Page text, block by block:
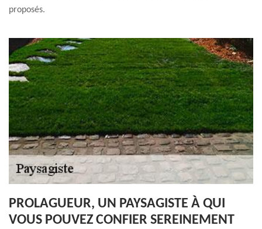
proposés.
PROLAGUEUR, UN PAYSAGISTE À QUI
VOUS POUVEZ CONFIER SEREINEMENT